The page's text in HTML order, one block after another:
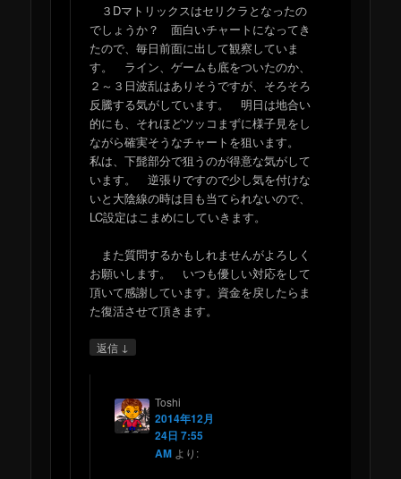
３Dマトリックスはセリクラとなったの
でしょうか？ 面白いチャートになってき
たので、毎日前面に出して観察していま
す。 ライン、ゲームも底をついたのか、
２～３日波乱はありそうですが、そろそろ
反騰する気がしています。 明日は地合い
的にも、それほどツッコまずに様子見をし
ながら確実そうなチャートを狙います。
私は、下髭部分で狙うのが得意な気がして
います。 逆張りですので少し気を付けな
いと大陰線の時は目も当てられないので、
LC設定はこまめにしていきます。
また質問するかもしれませんがよろしく
お願いします。 いつも優しい対応をして
頂いて感謝しています。資金を戻したらま
た復活させて頂きます。
返信 ↓
Toshi
2014年12月
24日 7:55
AM より: